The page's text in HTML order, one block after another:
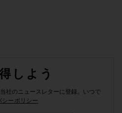
しよう
社のニュースレターに登録。いつで
シーポリシー